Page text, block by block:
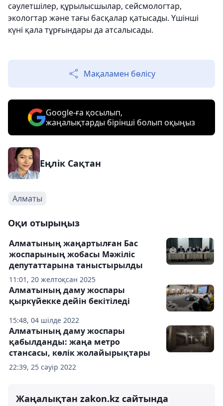
сәулетшілер, құрылысшылар, сейсмологтар,
экологтар және тағы басқалар қатысады. Үшінші
күні қала тұрғындары да атсалысады.
Мақаламен бөлісу
Google-ға қосылып,
жаңалықтарды бірінші болып оқыңыз
Еңлік Сақтан
Алматы
Оқи отырыңыз
11:01, 20 желтоқсан 2025
Алматының жаңартылған Бас
жоспарының жобасы Мәжіліс
депутаттарына таныстырылды
15:48, 04 шілде 2022
Алматының даму жоспары
қыркүйекке дейін бекітіледі
22:39, 25 сәуір 2022
Алматының даму жоспары
қабылданды: жаңа метро
стансасы, көлік жолайырықтары
Жаңалықтан zakon.kz сайтында